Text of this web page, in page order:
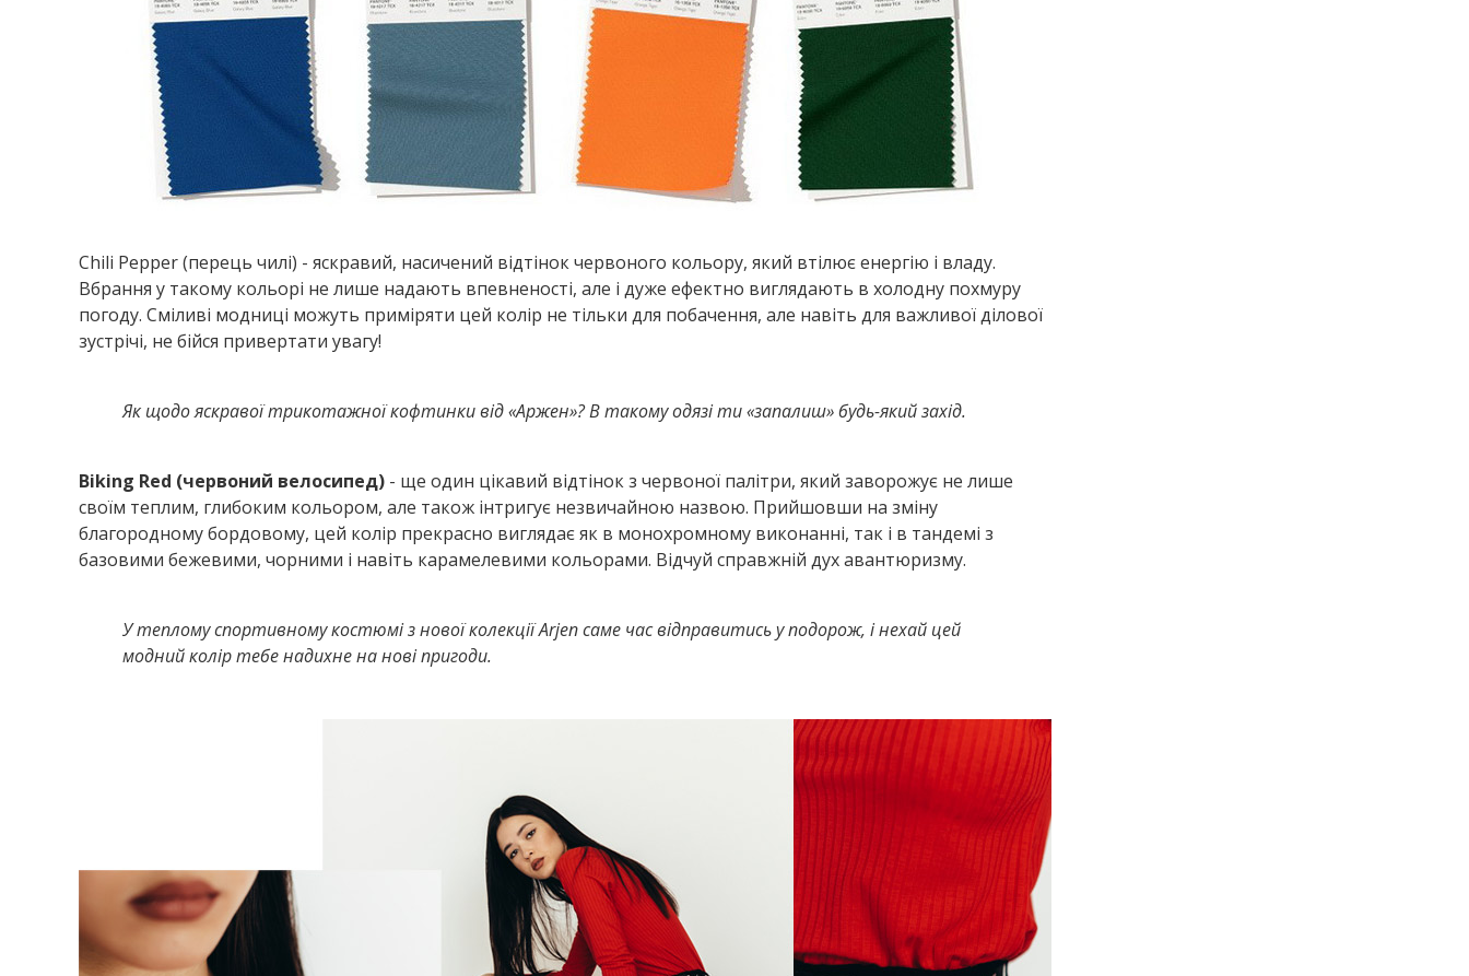
Chili Pepper (перець чилі) - яскравий, насичений відтінок червоного кольору, який втілює енергію і владу.
Вбрання у такому кольорі не лише надають впевненості, але і дуже ефектно виглядають в холодну похмуру
погоду. Сміливі модниці можуть приміряти цей колір не тільки для побачення, але навіть для важливої ​​ділової
зустрічі, не бійся привертати увагу!
Як щодо яскравої трикотажної кофтинки від «Аржен»? В такому одязі ти «запалиш» будь-який захід.
Biking Red (червоний велосипед) - ще один цікавий відтінок з червоної палітри, який заворожує не лише
своїм теплим, глибоким кольором, але також інтригує незвичайною назвою. Прийшовши на зміну
благородному бордовому, цей колір прекрасно виглядає як в монохромному виконанні, так і в тандемі з
базовими бежевими, чорними і навіть карамелевими кольорами. Відчуй справжній дух авантюризму.
У теплому спортивному костюмі з нової колекції Arjen саме час відправитись у подорож, і нехай цей
модний колір тебе надихне на нові пригоди.